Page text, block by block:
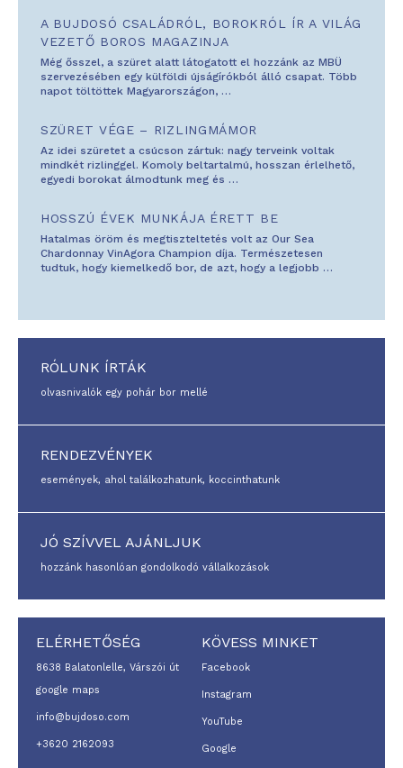
A BUJDOSÓ CSALÁDRÓL, BOROKRÓL ÍR A VILÁG
VEZETŐ BOROS MAGAZINJA
Még ősszel, a szüret alatt látogatott el hozzánk az MBÜ
szervezésében egy külföldi újságírókból álló csapat. Több
napot töltöttek Magyarországon, …
SZÜRET VÉGE – RIZLINGMÁMOR
Az idei szüretet a csúcson zártuk: nagy terveink voltak
mindkét rizlinggel. Komoly beltartalmú, hosszan érlelhető,
egyedi borokat álmodtunk meg és …
HOSSZÚ ÉVEK MUNKÁJA ÉRETT BE
Hatalmas öröm és megtiszteltetés volt az Our Sea
Chardonnay VinAgora Champion díja. Természetesen
tudtuk, hogy kiemelkedő bor, de azt, hogy a legjobb …
RÓLUNK ÍRTÁK
olvasnivalók egy pohár bor mellé
RENDEZVÉNYEK
események, ahol találkozhatunk, koccinthatunk
JÓ SZÍVVEL AJÁNLJUK
hozzánk hasonlóan gondolkodó vállalkozások
ELÉRHETŐSÉG
8638 Balatonlelle, Várszói út
google maps
info@bujdoso.com
+3620 2162093
KÖVESS MINKET
Facebook
Instagram
YouTube
Google